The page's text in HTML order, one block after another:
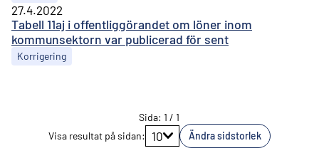
Tabell 11aj i offentliggörandet om löner inom
kommunsektorn var publicerad för sent
27.4.2022
Korrigering
Gå till sidan
Sida: 1 /1
Visa resultat på sidan: 10 Ändra sidstorlek